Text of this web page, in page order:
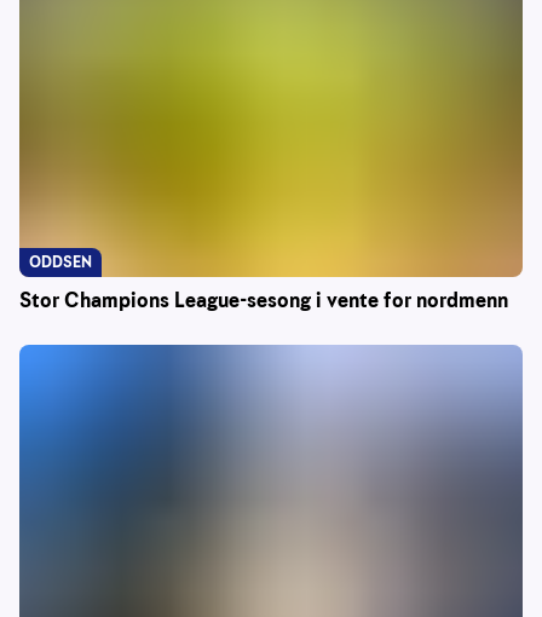
Stor Champions League-sesong i vente for nordmenn
ODDSEN